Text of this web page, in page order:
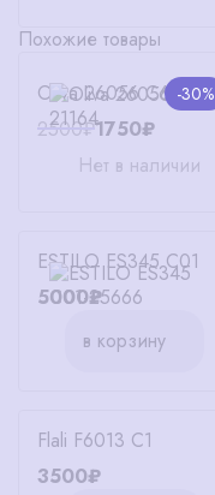
Похожие товары
-30%
Oliva 26056 C6
2500₽1750₽
Нет в наличии
ESTILO ES345 C01
5000₽
в корзину
Flali F6013 C1
3500₽